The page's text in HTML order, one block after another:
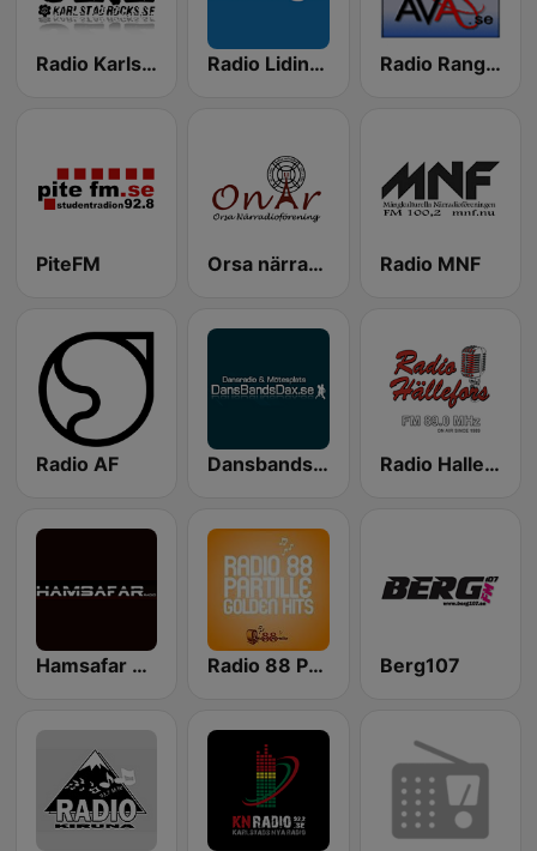
Radio Karlstad Rocks Radio Lidingö 97.8 Radio Rangarang 94.6
PiteFM Orsa närradio Radio MNF
Radio AF Dansbandsdax.se - Dansradio & Mötesplats Radio Hallefors
Hamsafar Radio Radio 88 Partille Berg107